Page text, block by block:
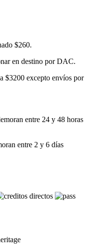
$260.
en destino por DAC.
$3200 excepto envíos por
entre 24 y 48 horas
entre 2 y 6 días